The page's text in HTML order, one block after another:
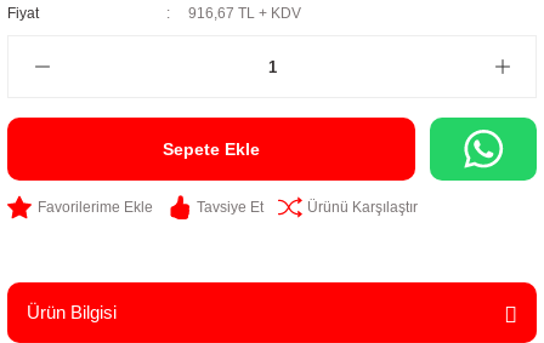
Fiyat
916,67 TL + KDV
Sepete Ekle
Tavsiye Et Ürünü Karşılaştır
Ürün Bilgisi